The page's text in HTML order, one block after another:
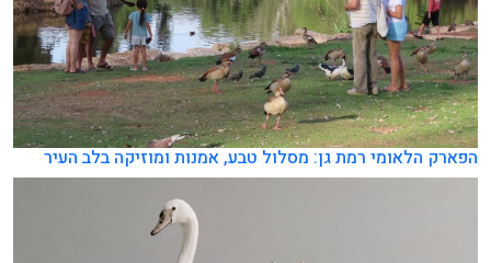
הפארק הלאומי רמת גן: מסלול טבע, אמנות ומוזיקה בלב העיר